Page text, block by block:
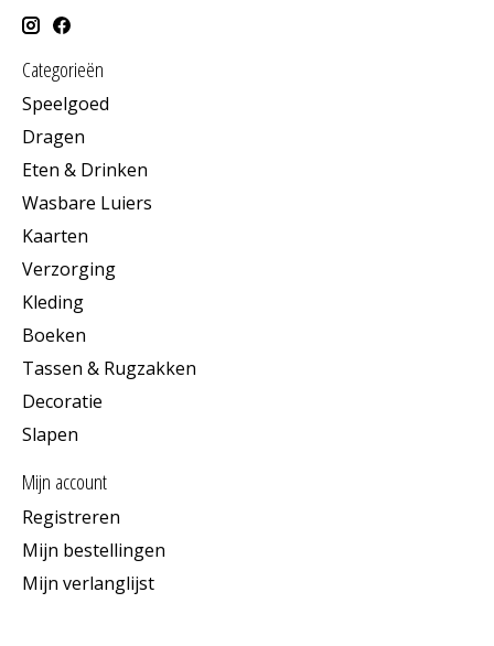
Categorieën
Speelgoed
Dragen
Eten & Drinken
Wasbare Luiers
Kaarten
Verzorging
Kleding
Boeken
Tassen & Rugzakken
Decoratie
Slapen
Mijn account
Registreren
Mijn bestellingen
Mijn verlanglijst